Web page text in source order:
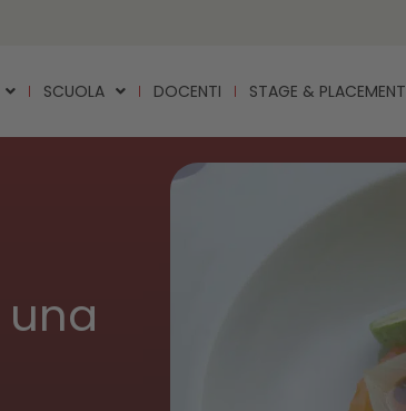
SCUOLA DOCENTI STAGE & PLACEMENT